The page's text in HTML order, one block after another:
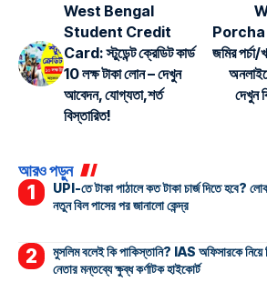
West Bengal
Student Credit
Card: স্টুডেন্ট ক্রেডিট কার্ড
10 লক্ষ টাকা লোন – দেখুন
আবেদন, যোগ্যতা,শর্ত
বিস্তারিত!
জমির
দেখুন
আরও পড়ুন
UPI-তে টাকা পাঠালে কত টাকা চার্জ দিতে হবে?
নতুন বিল পাসের পর জানালো কেন্দ্র
মুসলিম বলেই কি পাকিস্তানি? IAS অফিসারকে নিয়ে
নেতার মন্তব্যে ক্ষুব্ধ কর্ণাটক হাইকোর্ট